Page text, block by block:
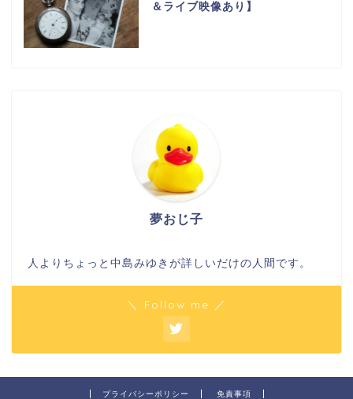
＆ライブ映像あり】
夢おじ子
人よりちょっと中島みゆきが詳しいだけの人間です。
＼ Follow me ／
プライバシーポリシー 免責事項